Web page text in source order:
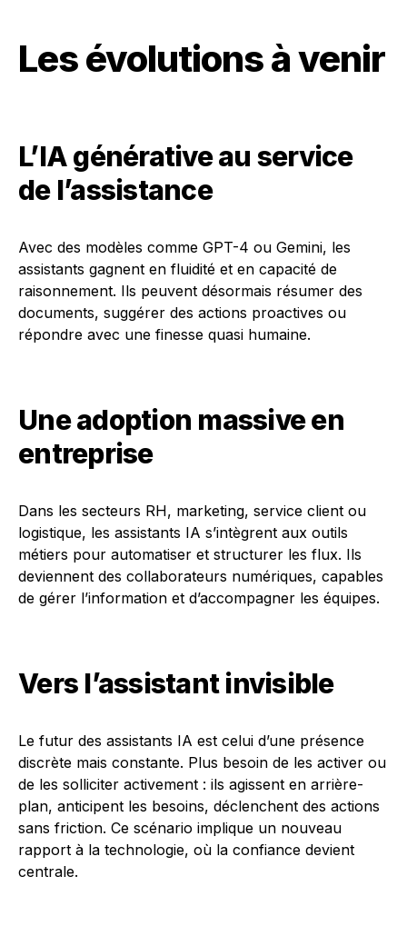
Les évolutions à venir
L’IA générative au service
de l’assistance
Avec des modèles comme GPT-4 ou Gemini, les
assistants gagnent en fluidité et en capacité de
raisonnement. Ils peuvent désormais résumer des
documents, suggérer des actions proactives ou
répondre avec une finesse quasi humaine.
Une adoption massive en
entreprise
Dans les secteurs RH, marketing, service client ou
logistique, les assistants IA s’intègrent aux outils
métiers pour automatiser et structurer les flux. Ils
deviennent des collaborateurs numériques, capables
de gérer l’information et d’accompagner les équipes.
Vers l’assistant invisible
Le futur des assistants IA est celui d’une présence
discrète mais constante. Plus besoin de les activer ou
de les solliciter activement : ils agissent en arrière-
plan, anticipent les besoins, déclenchent des actions
sans friction. Ce scénario implique un nouveau
rapport à la technologie, où la confiance devient
centrale.